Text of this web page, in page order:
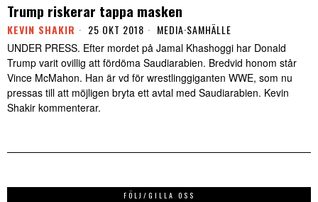
Trump riskerar tappa masken
KEVIN SHAKIR 25 OKT 2018 MEDIA·SAMHÄLLE
UNDER PRESS. Efter mordet på Jamal Khashoggi har Donald
Trump varit ovillig att fördöma Saudiarabien. Bredvid honom står
Vince McMahon. Han är vd för wrestlinggiganten WWE, som nu
pressas till att möjligen bryta ett avtal med Saudiarabien. Kevin
Shakir kommenterar.
FÖLJ/GILLA OSS